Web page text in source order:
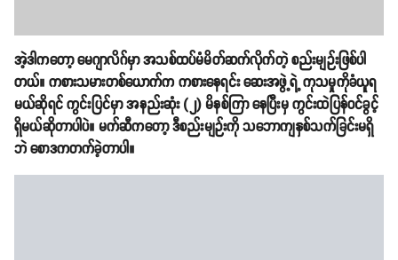
အဲ့ဒါကတော့ မေဂျာလိဂ်မှာ အသစ်ထပ်မံမိတ်ဆက်လိုက်တဲ့ စည်းမျဉ်းဖြစ်ပါ
တယ်။ ကစားသမားတစ်ယောက်က ကစားနေရင်း ဆေးအဖွဲ့ရဲ့ ကုသမှုကိုခံယူရ
မယ်ဆိုရင် ကွင်းပြင်မှာ အနည်းဆုံး (၂) မိနစ်ကြာ နေပြီးမှ ကွင်းထဲပြန်ဝင်ခွင့်
ရှိမယ်ဆိုတာပါပဲ။ မက်ဆီကတော့ ဒီစည်းမျဉ်းကို သဘောကျနှစ်သက်ခြင်းမရှိ
ဘဲ စောဒကတက်ခဲ့တာပါ။